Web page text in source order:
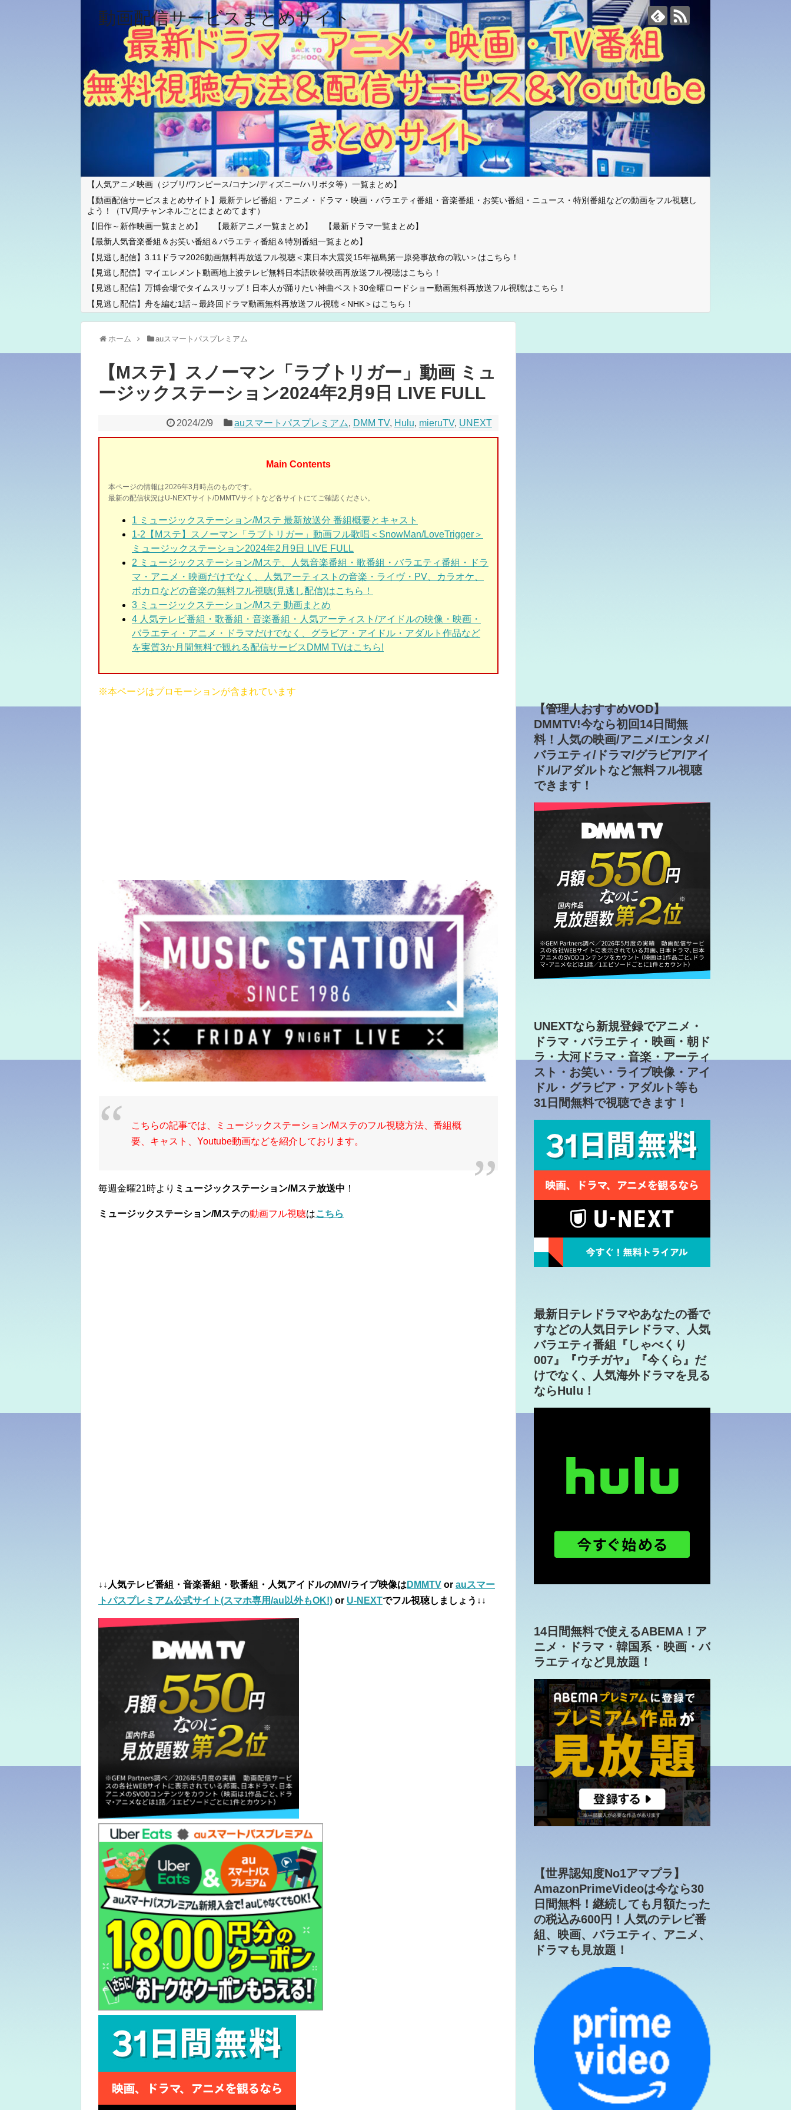
動画配信サービスまとめサイト
【人気アニメ映画（ジブリ/ワンピース/コナン/ディズニー/ハリポタ等）一覧まとめ】
【動画配信サービスまとめサイト】最新テレビ番組・アニメ・ドラマ・映画・バラエティ番組・音楽番組・お笑い番組・ニュース・特別番組などの動画をフル視聴し
よう！（TV局/チャンネルごとにまとめてます）
【旧作～新作映画一覧まとめ】
【最新アニメ一覧まとめ】
【最新ドラマ一覧まとめ】
【最新人気音楽番組＆お笑い番組＆バラエティ番組＆特別番組一覧まとめ】
【見逃し配信】3.11ドラマ2026動画無料再放送フル視聴＜東日本大震災15年福島第一原発事故命の戦い＞はこちら！
【見逃し配信】マイエレメント動画地上波テレビ無料日本語吹替映画再放送フル視聴はこちら！
【見逃し配信】万博会場でタイムスリップ！日本人が踊りたい神曲ベスト30金曜ロードショー動画無料再放送フル視聴はこちら！
【見逃し配信】舟を編む1話～最終回ドラマ動画無料再放送フル視聴＜NHK＞はこちら！
ホーム auスマートパスプレミアム
【Mステ】スノーマン「ラブトリガー」動画 ミュ
ージックステーション2024年2月9日 LIVE FULL
2024/2/9 auスマートパスプレミアム, DMM TV, Hulu, mieruTV, UNEXT
Main Contents
本ページの情報は2026年3月時点のものです。
最新の配信状況はU-NEXTサイト/DMMTVサイトなど各サイトにてご確認ください。
1 ミュージックステーション/Mステ 最新放送分 番組概要とキャスト
1-2 【Mステ】スノーマン「ラブトリガー」動画フル歌唱＜SnowMan/LoveTrigger＞
ミュージックステーション2024年2月9日 LIVE FULL
2 ミュージックステーション/Mステ 、人気音楽番組・歌番組・バラエティ番組・ドラ
マ・アニメ・映画だけでなく、人気アーティストの音楽・ライヴ・PV、カラオケ、
ボカロなどの音楽の無料フル視聴(見逃し配信)はこちら！
3 ミュージックステーション/Mステ 動画まとめ
4 人気テレビ番組・歌番組・音楽番組・人気アーティスト/アイドルの映像・映画・
バラエティ・アニメ・ドラマだけでなく、グラビア・アイドル・アダルト作品など
を実質3か月間無料で観れる配信サービスDMM TVはこちら!
※本ページはプロモーションが含まれています
こちらの記事では、ミュージックステーション/Mステのフル視聴方法、番組概
要、キャスト、Youtube動画などを紹介しております。
毎週金曜21時より ミュージックステーション/Mステ放送中 ！
ミュージックステーション/Mステの動画フル視聴はこちら
↓↓人気テレビ番組・音楽番組・歌番組・人気アイドルのMV/ライブ映像は DMMTV or auスマー
トパスプレミアム公式サイト(スマホ専用/au以外もOK!) or U-NEXTでフル視聴しましょう↓↓
【管理人おすすめVOD】
DMMTV!今なら初回14日間無
料！人気の映画/アニメ/エンタメ/
バラエティ/ドラマ/グラビア/アイ
ドル/アダルトなど無料フル視聴
できます！
UNEXTなら新規登録でアニメ・
ドラマ・バラエティ・映画・朝ド
ラ・大河ドラマ・音楽・アーティ
スト・お笑い・ライブ映像・アイ
ドル・グラビア・アダルト等も
31日間無料で視聴できます！
最新日テレドラマやあなたの番で
すなどの人気日テレドラマ、人気
バラエティ番組『しゃべくり
007』『ウチガヤ』『今くら』だ
けでなく、人気海外ドラマを見る
ならHulu！
14日間無料で使えるABEMA！ア
ニメ・ドラマ・韓国系・映画・バ
ラエティなど見放題！
【世界認知度No1アマプラ】
AmazonPrimeVideoは今なら30
日間無料！継続しても月額たった
の税込み600円！人気のテレビ番
組、映画、バラエティ、アニメ、
ドラマも見放題！